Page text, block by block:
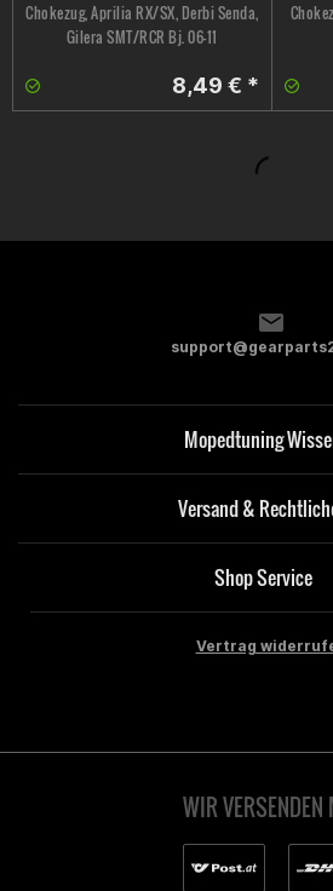
Chokezug, Aprilia RX/SX, Derbi Senda,
Gilera SMT/RCR Bj. 06-11
8,49 € *
Mopedtuning
Versand &
Shop Service
Vertrag
WIR VERSENDEN